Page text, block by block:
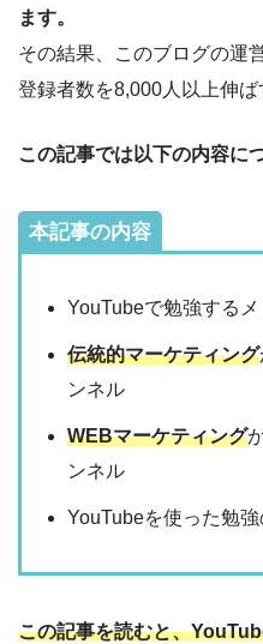
ます。
その結果、このブログの運
登録者数を8,000人以上伸ば
この記事では以下の内容に
本記事の内容
YouTubeで勉強するメ
伝統的マーケティング
ンネル
WEBマーケティング
ンネル
YouTubeを使った勉
この記事を読むと、